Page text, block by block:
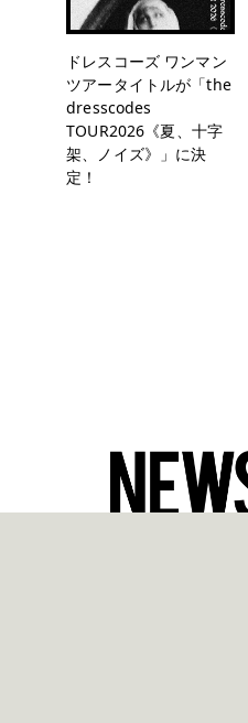
ドレスコーズ ワンマン
ツアータイトルが「the
dresscodes
TOUR2026《夏、十字
架、ノイズ》」に決
定！